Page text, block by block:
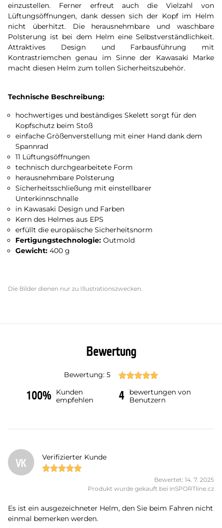
einzustellen. Ferner erfreut auch die Vielzahl von
Lüftungsöffnungen, dank dessen sich der Kopf im Helm
nicht überhitzt. Die herausnehmbare und waschbare
Polsterung ist bei dem Helm eine Selbstverständlichkeit.
Attraktives Design und Farbausführung mit
Kontrastriemchen genau im Sinne der Kawasaki Marke
macht diesen Helm zum tollen Sicherheitszubehör.
Technische Beschreibung:
hochwertiges und beständiges Skelett sorgt für den
Kopfschutz beim Stoß
einfache Größenverstellung mit einer Hand dank dem
Spannrad
11 Lüftungsöffnungen
technisch durchgearbeitete Form
herausnehmbare Polsterung
Sicherheitsschließung mit einstellbarer
Unterkinnschnalle
in Kawasaki Design und Farben
Kern des Helmes aus EPS
erfüllt die europäische Sicherheitsnorm
Fertigungstechnologie:Outmold
Gewicht:400 g
Die Bilder dienen nur zu Illustrationszwecken.
Bewertung
Bewertung: 5
100%
Kunden
empfehlen
4
bewertungen von
Benutzern
VK Verifizierter Kunde
Bewertet: 14. 7. 2025
Produkt wurde gekauft bei inSPORTline.cz
Es ist ein ausgezeichneter Helm, den Sie beim Fahren nicht
einmal bemerken werden.